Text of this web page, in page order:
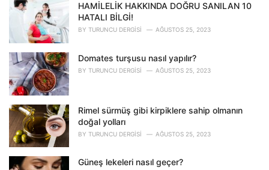
HAMİLELİK HAKKINDA DOĞRU SANILAN 10
HATALI BİLGİ!
BY TURUNCU DERGISI AĞUSTOS 25, 2023
Domates turşusu nasıl yapılır?
BY TURUNCU DERGISI AĞUSTOS 25, 2023
Rimel sürmüş gibi kirpiklere sahip olmanın
doğal yolları
BY TURUNCU DERGISI AĞUSTOS 25, 2023
Güneş lekeleri nasıl geçer?